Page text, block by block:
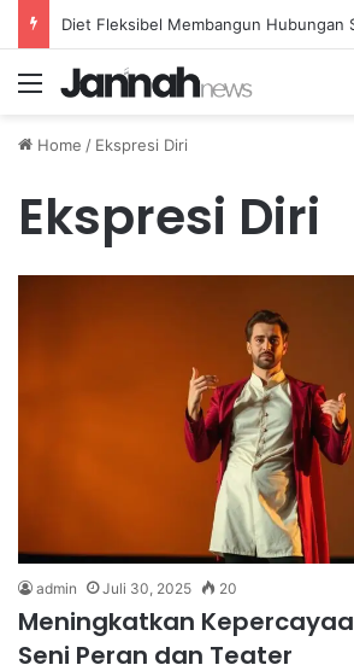
Menu
Home / Ekspresi Diri
Ekspresi Diri
admin Juli 30, 2025 20
Meningkatkan
Seni Peran dan Teater